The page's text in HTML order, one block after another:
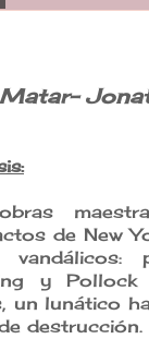
de New
vandálicos:
y
un lunático
destrucción.